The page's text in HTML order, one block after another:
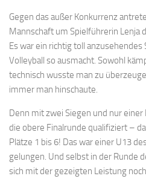
Gegen das außer Konkurrenz
Mannschaft um Spielführerin Lenja
Es war ein richtig toll
Volleyball so ausmacht. Sowohl
technisch wusste man zu
immer man hinschaute.
Denn mit zwei Siegen und nur
die obere Finalrunde qualifiziert –
Plätze 1 bis 6! Das war einer U13
gelungen. Und selbst in der Runde
sich mit der gezeigten Leistung